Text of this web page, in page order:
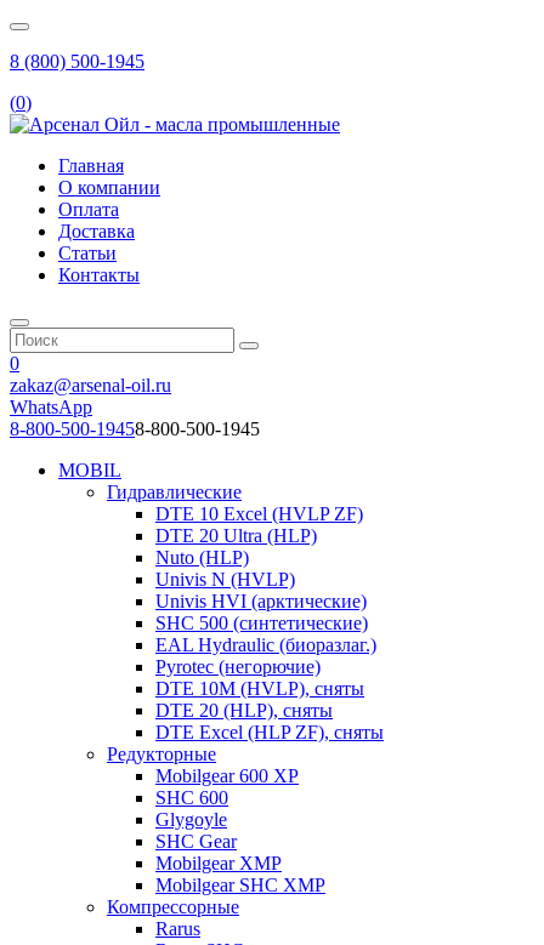
8 (800) 500-1945
(0)
Главная
О компании
Оплата
Доставка
Статьи
Контакты
0
zakaz@arsenal-oil.ru
WhatsApp
8-800-500-19458-800-500-1945
MOBIL
Гидравлические
DTE 10 Excel (HVLP ZF)
DTE 20 Ultra (HLP)
Nuto (HLP)
Univis N (HVLP)
Univis HVI (арктические)
SHC 500 (синтетические)
EAL Hydraulic (биоразлаг.)
Pyrotec (негорючие)
DTE 10M (HVLP), сняты
DTE 20 (HLP), сняты
DTE Excel (HLP ZF), сняты
Редукторные
Mobilgear 600 XP
SHC 600
Glygoyle
SHC Gear
Mobilgear XMP
Mobilgear SHC XMP
Компрессорные
Rarus